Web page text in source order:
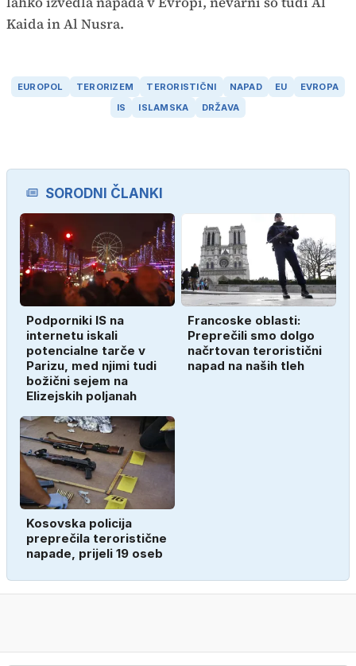
Kaida in Al Nusra.
EUROPOL TERORIZEM TERORISTIČNI NAPAD EU
EVROPA
IS
ISLAMSKA DRŽAVA
SORODNI ČLANKI
Podporniki IS na
internetu iskali
potencialne tarče v
Parizu, med njimi tudi
božični sejem na
Elizejskih poljanah
Francoske oblasti:
Preprečili smo dolgo
načrtovan teroristični
napad na naših tleh
Kosovska policija
preprečila teroristične
napade, prijeli 19 oseb